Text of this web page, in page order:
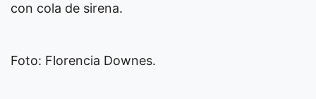
con cola de sirena.
Foto: Florencia Downes.